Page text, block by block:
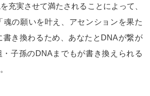
充実させて満たされることによって、
魂の願いを叶え、アセンションを果た
書き換わるため、あなたとDNAが繋が
・子孫のDNAまでもが書き換えられる